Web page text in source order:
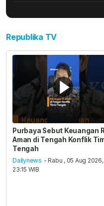
Republika TV
Purbaya Sebut Keuangan RI
Aman di Tengah Konflik
Tengah
Dailynews - Rabu , 05 Aug 2026,
23:15 WIB